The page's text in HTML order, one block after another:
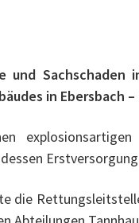
und
in Ebersbach
die